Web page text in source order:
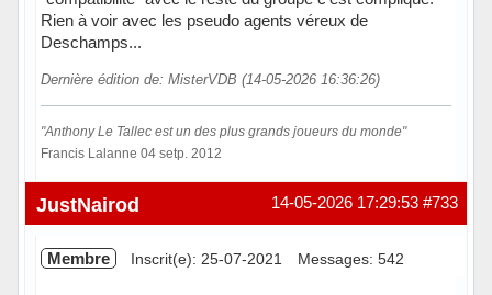
Rien à voir avec les pseudo agents véreux de
Deschamps...
Dernière édition de: MisterVDB (14-05-2026 16:36:26)
"Anthony Le Tallec est un des plus grands joueurs du monde"
Francis Lalanne 04 setp. 2012
Hors ligne #733
14-05-2026 17:29:53
JustNairod
Membre Inscrit(e): 25-07-2021 Messages: 542